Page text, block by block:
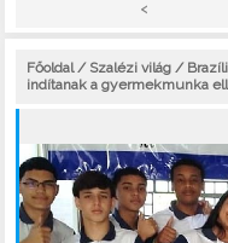
<
Főoldal/ Szalézi világ /
indítanak a gyermekmunka